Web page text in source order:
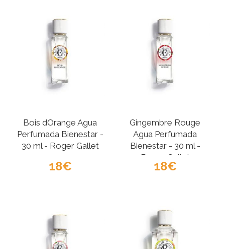
Bois dOrange Agua
Perfumada Bienestar -
30 ml - Roger Gallet
18
Gingembre Rouge
Agua Perfumada
Bienestar - 30 ml -
Roger Gallet
18